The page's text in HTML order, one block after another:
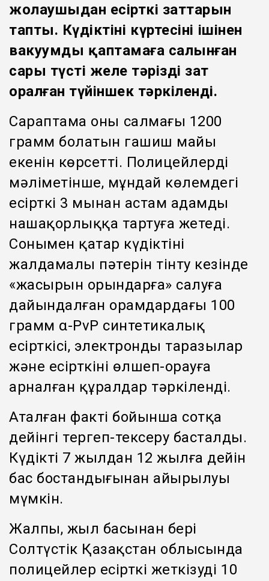
жолаушыдан есірткі заттарын
тапты. Күдіктінің күртесінің ішінен
вакуумды қаптамаға салынған
сары түсті желе тәрізді зат
оралған түйіншек тәркіленді.
Сараптама оның салмағы 1200
грамм болатын гашиш майы
екенін көрсетті. Полицейлердің
мәліметінше, мұндай көлемдегі
есірткі 3 мыңнан астам адамды
нашақорлыққа тартуға жетеді.
Сонымен қатар күдіктінің
жалдамалы пәтерін тінту кезінде
«жасырын орындарға» салуға
дайындалған орамдардағы 100
грамм α-PvP синтетикалық
есірткісі, электронды таразылар
және есірткіні өлшеп-орауға
арналған құралдар тәркіленді.
Аталған факті бойынша сотқа
дейінгі тергеп-тексеру басталды.
Күдікті 7 жылдан 12 жылға дейін
бас бостандығынан айырылуы
мүмкін.
Жалпы, жыл басынан бері
Солтүстік Қазақстан облысында
полицейлер есірткі жеткізудің 10